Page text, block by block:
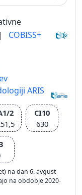
| COBISS+
ARIS
2
CI10
630
na dan 6. avgust
na obdobje 2020-